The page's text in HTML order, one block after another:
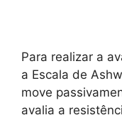
Para realizar a
a Escala de
move
avalia a